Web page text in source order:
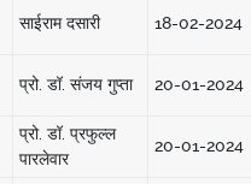
साईराम दसारी 18-02-2024
प्रो. डॉ. संजय गुप्ता 20-01-2024
प्रो. डॉ. प्रफुल्ल
पारलेवार
20-01-2024